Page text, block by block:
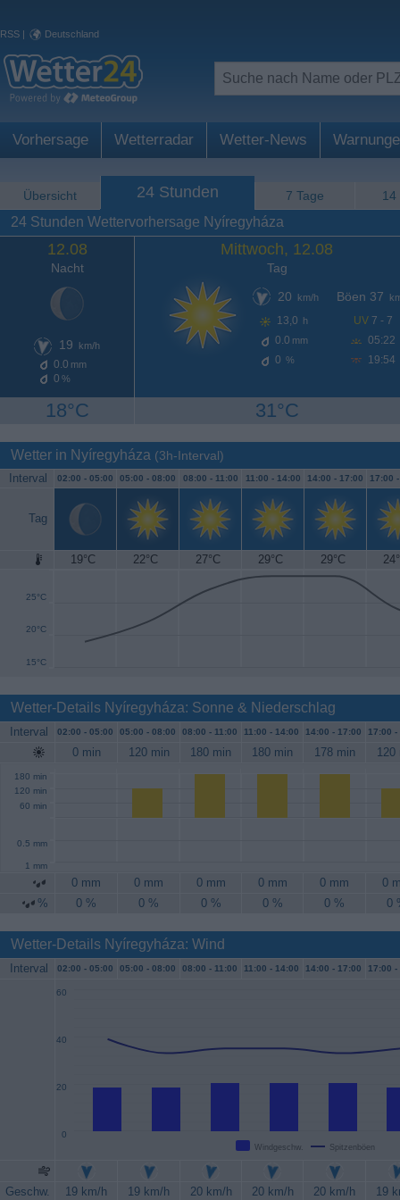
RSS | Deutschland
Vorhersage Wetterradar Wetter-News
Übersicht 24 Stunden 7 Tage 14
24 Stunden Wettervorhersage Nyíregyháza
12.08
Nacht
19 km/h
0.0 mm
0 %
18°C
Mittwoch, 12.08
Tag
20
km/h
13,0 h
0.0 mm
0 %
Böen 37
UV 7 - 7
05:22
19:54
31°C
Wetter in Nyíregyháza (3h-Interval)
Interval 02:00 - 05:00 05:00 - 08:00 08:00 - 11:00 11:00 - 14:00 14:00 - 17:00 17:00
Tag
19°C 22°C 27°C 29°C 29°C
15°C
20°C
25°C
30°C
Wetter-Details Nyíregyháza: Sonne & Niederschlag
Interval 02:00 - 05:00 05:00 - 08:00 08:00 - 11:00 11:00 - 14:00 14:00 - 17:00 17:00 -
0 min 120 min 180 min 180 min 178 min 120
60 min
120 min
180 min
0.5 mm
1 mm
0 mm 0 mm 0 mm 0 mm 0 mm
0
%
0 % 0 % 0 % 0 % 0 % 0
Wetter-Details Nyíregyháza: Wind
Interval 02:00 - 05:00 05:00 - 08:00 08:00 - 11:00 11:00 - 14:00 14:00 - 17:00 17:00 -
Windgeschw. Spitzenböen
0
20
40
60
Geschw. 19 km/h 19 km/h 20 km/h 20 km/h 20 km/h
19